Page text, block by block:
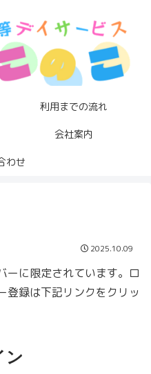
利用までの流れ
会社案内
わせ
2025.10.09
ーに限定されています。ロ
登録は下記リンクをクリッ
ン